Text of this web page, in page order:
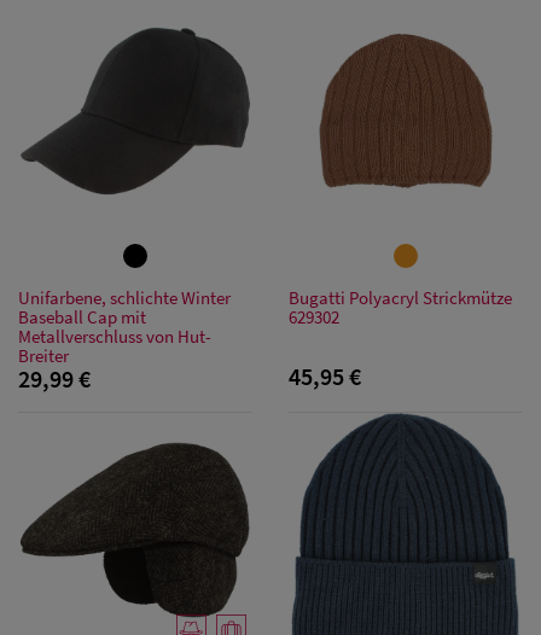
Damen Caps
Damen UV-
Schutz Caps
Bandana Caps
Damen
Sonnenschilder
& Visoren
Unifarbene, schlichte Winter
Baseball Cap mit
Metallverschluss von Hut-
Breiter
29,99 €
Bugatti Polyacryl Strickmütze
629302
45,95 €